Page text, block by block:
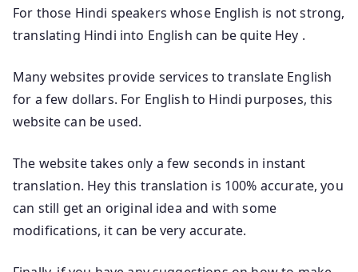
For those Hindi speakers whose English is not strong,
translating Hindi into English can be quite Hey .
Many websites provide services to translate English
for a few dollars. For English to Hindi purposes, this
website can be used.
The website takes only a few seconds in instant
translation. Hey this translation is 100% accurate, you
can still get an original idea and with some
modifications, it can be very accurate.